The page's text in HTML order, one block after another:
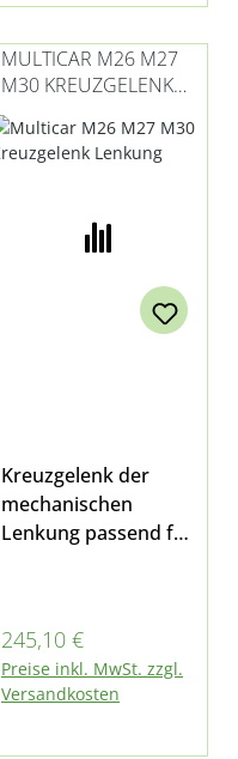
MULTICAR M26 M27
M30 KREUZGELENK
LENKUNG
Kreuzgelenk der
mechanischen
Lenkung passend für
Regulärer Preis:
245,10 €
Preise inkl. MwSt. zzgl.
Versandkosten